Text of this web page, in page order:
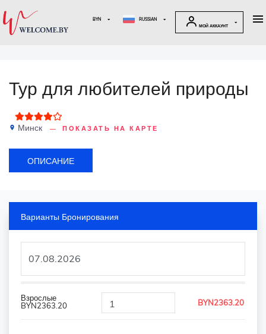
BYN
RUSSIAN
МОЙ АККАУНТ
Тур для любителей природы
place Минск ПОКАЗАТЬ НА КАРТЕ
ОПИСАНИЕ
Варианты Бронирования
Взрослые
BYN2363.20
BYN2363.20